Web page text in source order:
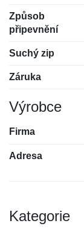
Způsob
připevnění
Suchý zip
Záruka
Výrobce
Firma
Adresa
Kategorie